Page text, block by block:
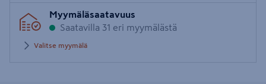
postinumero
Myymäläsaatavuus
Saatavilla 31 eri myymälästä
Valitse myymälä